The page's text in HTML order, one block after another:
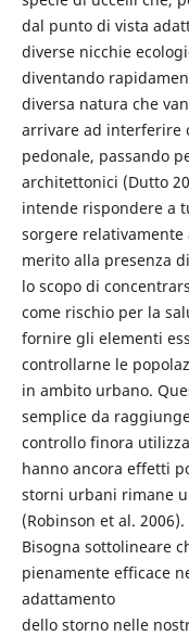
dal punto di vista
diverse nicchie
diventando
diversa natura che
arrivare ad interferire
pedonale, passando
architettonici (Dutto
intende rispondere a
sorgere
merito alla presenza
lo scopo di
come rischio per la
fornire gli elementi
controllarne le
in ambito urbano.
semplice da
controllo finora
hanno ancora effetti
storni urbani rimane
(Robinson et al. 2006).
Bisogna sottolineare
pienamente efficace
adattamento
dello storno nelle